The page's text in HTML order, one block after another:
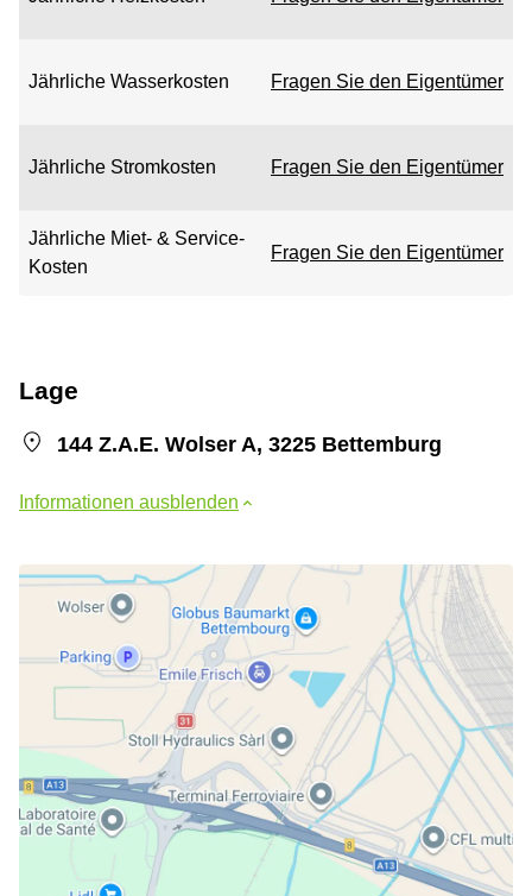
Jährliche Wasserkosten Fragen Sie den Eigentümer
Jährliche Stromkosten Fragen Sie den Eigentümer
Jährliche Miet- & Service-
Kosten
Fragen Sie den Eigentümer
Lage
144 Z.A.E. Wolser A, 3225 Bettemburg
Informationen ausblenden